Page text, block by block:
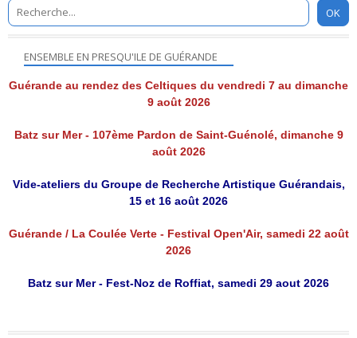
ENSEMBLE EN PRESQU'ILE DE GUÉRANDE
Guérande au rendez des Celtiques du vendredi 7 au dimanche
9 août 2026
Batz sur Mer - 107ème Pardon de Saint-Guénolé, dimanche 9
août 2026
Vide-ateliers du Groupe de Recherche Artistique Guérandais,
15 et 16 août 2026
Guérande / La Coulée Verte - Festival Open'Air, samedi 22 août
2026
Batz sur Mer - Fest-Noz de Roffiat, samedi 29 aout 2026